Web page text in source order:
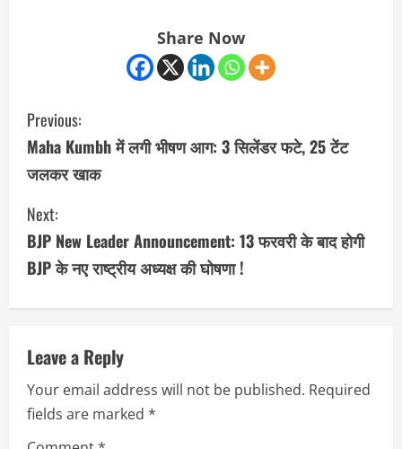
Share Now
C
o
n
t
i
n
e
R
Previous:
Maha Kumbh में लगी भीषण आग: 3 सिलेंडर फटे, 25 टेंट
जलकर खाक
Next:
BJP New Leader Announcement: 13 फरवरी के बाद होगी
BJP के नए राष्ट्रीय अध्यक्ष की घोषणा !
Leave a Reply
Your email address will not be published. Required
fields are marked *